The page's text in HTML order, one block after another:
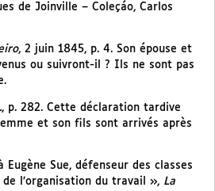
de Joinville – Coleçáo, Carlos
, 2 juin 1845, p. 4. Son épouse et
ou suivront-il ? Ils ne sont pas
, p. 282. Cette déclaration tardive
et son fils sont arrivés après
Sue, défenseur des classes
l’organisation du travail », La